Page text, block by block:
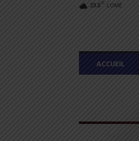
23.5 C LOMÉ
L
M
ACCUEIL